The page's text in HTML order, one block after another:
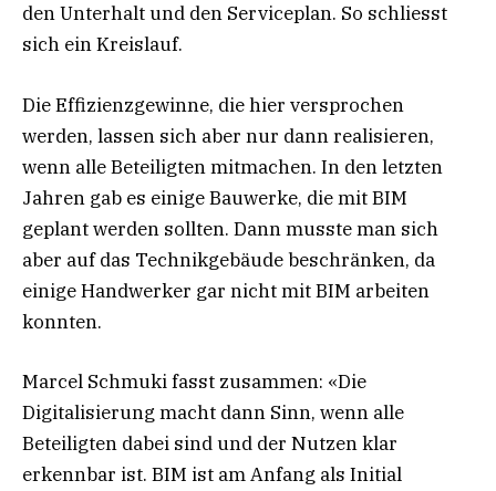
den Unterhalt und den Serviceplan. So schliesst
sich ein Kreislauf.
Die Effizienzgewinne, die hier versprochen
werden, lassen sich aber nur dann realisieren,
wenn alle Beteiligten mitmachen. In den letzten
Jahren gab es einige Bauwerke, die mit BIM
geplant werden sollten. Dann musste man sich
aber auf das Technikgebäude beschränken, da
einige Handwerker gar nicht mit BIM arbeiten
konnten.
Marcel Schmuki fasst zusammen: «Die
Digitalisierung macht dann Sinn, wenn alle
Beteiligten dabei sind und der Nutzen klar
erkennbar ist. BIM ist am Anfang als Initial